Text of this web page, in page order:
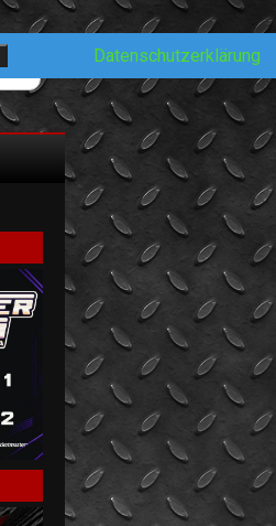
Datenschutzerklärung